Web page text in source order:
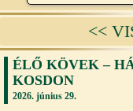
<<
ÉLŐ KÖVEK –
KOSDON
2026. június 29.